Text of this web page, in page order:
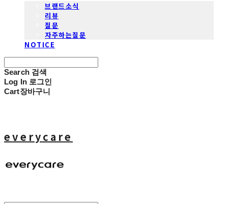
브랜드소식
리뷰
질문
자주하는질문
NOTICE
Search 검색
Log In 로그인
Cart장바구니
everycare